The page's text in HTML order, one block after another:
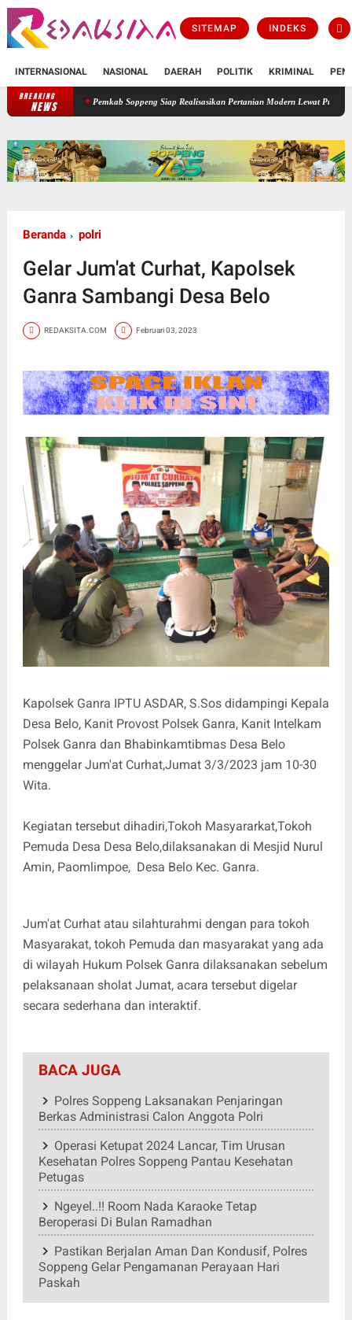
SITEMAP INDEKS
INTERNASIONAL NASIONAL DAERAH POLITIK KRIMINAL
BREAKING
NEWS
Pemkab Soppeng Siap Realisasikan Pertanian Modern Lewat Program PM-AAS Seluas
Beranda polri
Gelar Jum'at Curhat, Kapolsek
Ganra Sambangi Desa Belo
REDAKSITA.COM Februari 03, 2023
Kapolsek Ganra IPTU ASDAR, S.Sos didampingi Kepala
Desa Belo, Kanit Provost Polsek Ganra, Kanit Intelkam
Polsek Ganra dan Bhabinkamtibmas Desa Belo
menggelar Jum'at Curhat,Jumat 3/3/2023 jam 10-30
Wita.
Kegiatan tersebut dihadiri,Tokoh Masyararkat,Tokoh
Pemuda Desa Desa Belo,dilaksanakan di Mesjid Nurul
Amin, Paomlimpoe, Desa Belo Kec. Ganra.
Jum'at Curhat atau silahturahmi dengan para tokoh
Masyarakat, tokoh Pemuda dan masyarakat yang ada
di wilayah Hukum Polsek Ganra dilaksanakan sebelum
pelaksanaan sholat Jumat, acara tersebut digelar
secara sederhana dan interaktif.
BACA JUGA
Polres Soppeng Laksanakan Penjaringan
Berkas Administrasi Calon Anggota Polri
Operasi Ketupat 2024 Lancar, Tim Urusan
Kesehatan Polres Soppeng Pantau Kesehatan
Petugas
Ngeyel..!! Room Nada Karaoke Tetap
Beroperasi Di Bulan Ramadhan
Pastikan Berjalan Aman Dan Kondusif, Polres
Soppeng Gelar Pengamanan Perayaan Hari
Paskah